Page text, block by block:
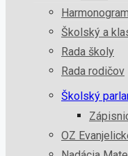
Školský a
Rada školy
Rada rodičov
Školský
OZ